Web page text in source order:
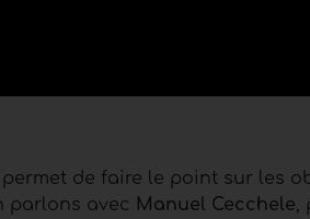
de faire le point sur les
parlons avec Manuel Cecchele,